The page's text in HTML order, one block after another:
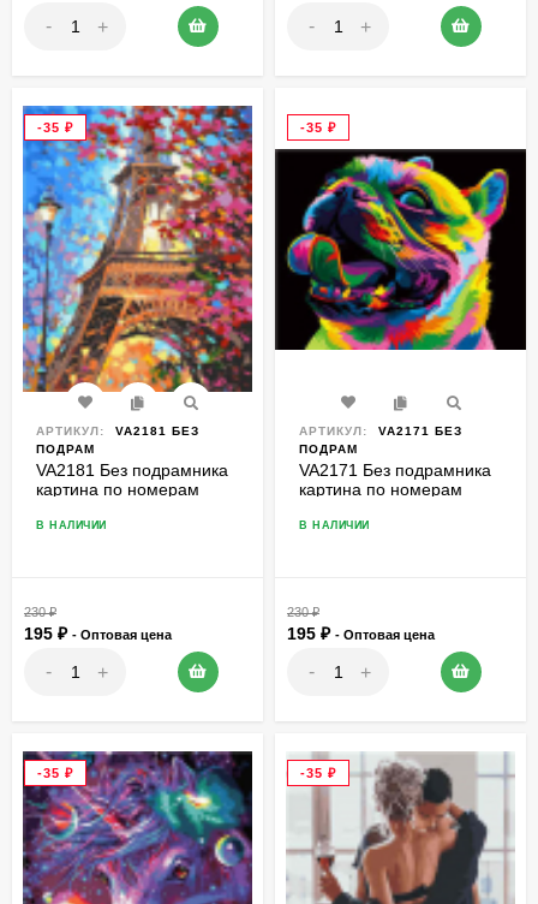
- + - +
-35 ₽
АРТИКУЛ:
VA2181 БЕЗ
ПОДРАМ
VA2181 Без подрамника
картина по номерам
В НАЛИЧИИ
230₽
195 ₽ - Оптовая цена
- +
-35 ₽
АРТИКУЛ:
VA2171 БЕЗ
ПОДРАМ
VA2171 Без подрамника
картина по номерам
В НАЛИЧИИ
230₽
195 ₽ - Оптовая цена
- +
-35 ₽ -35 ₽